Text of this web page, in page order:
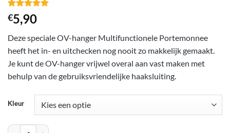
Gewaardeerd
5op 5
op
1
klant
waardering
€5,90
Deze speciale OV-hanger Multifunctionele Portemonnee
heeft het in- en uitchecken nog nooit zo makkelijk gemaakt.
Je kunt de OV-hanger vrijwel overal aan vast maken met
behulp van de gebruiksvriendelijke haaksluiting.
Kleur
OV hanger Multifunctionele Portemonnee aantal